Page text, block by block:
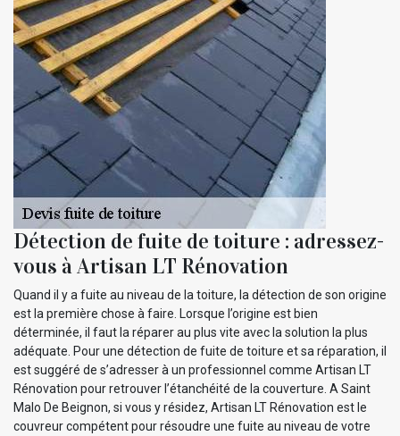
Détection de fuite de toiture : adressez-
vous à Artisan LT Rénovation
Quand il y a fuite au niveau de la toiture, la détection de son origine
est la première chose à faire. Lorsque l’origine est bien
déterminée, il faut la réparer au plus vite avec la solution la plus
adéquate. Pour une détection de fuite de toiture et sa réparation, il
est suggéré de s’adresser à un professionnel comme Artisan LT
Rénovation pour retrouver l’étanchéité de la couverture. A Saint
Malo De Beignon, si vous y résidez, Artisan LT Rénovation est le
couvreur compétent pour résoudre une fuite au niveau de votre